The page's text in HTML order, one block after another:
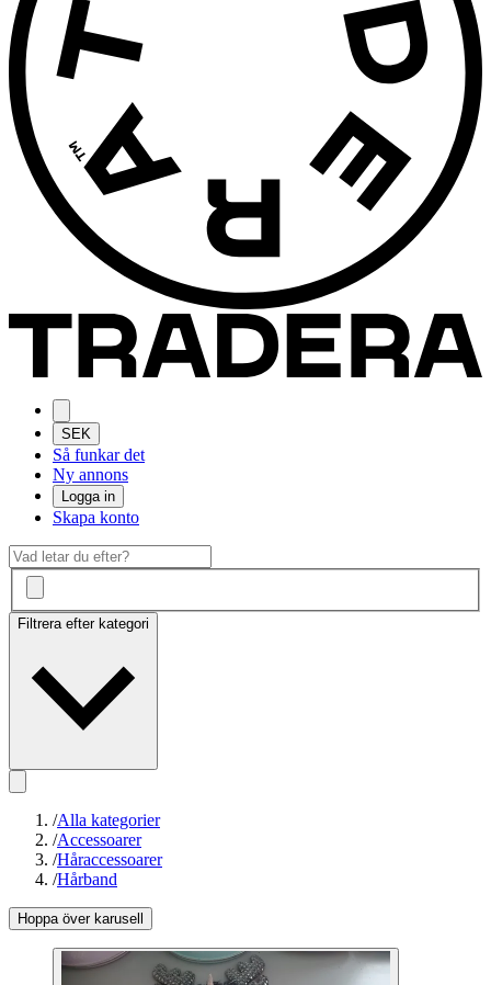
SEK
Så funkar det
Ny annons
Logga in
Skapa konto
Filtrera efter kategori
/Alla kategorier
/Accessoarer
/Håraccessoarer
/Hårband
Hoppa över karusell